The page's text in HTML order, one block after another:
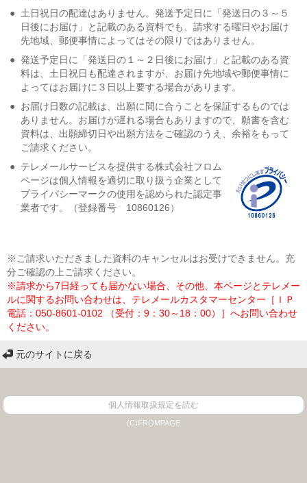
● 土日祝日の配達はありません。発送予定日に「発送日の３～５
日後にお届け」と記載のある資料でも、請求する曜日やお届け
先地域、郵便事情によってはその限りではありません。
● 発送予定日に「発送日の１～２日後にお届け」と記載のある資
料は、土日祝日も配達されますが、お届け先地域や郵便事情に
よってはお届けに３日以上要する場合があります。
● お届け日数の記載は、出願に間に合うことを保証するものでは
ありません。お届けが遅れる場合もありますので、願書を含む
資料は、出願締切日や出願方法をご確認のうえ、余裕をもって
ご請求ください。
● テレメールサービスを提供する株式会社フロム
ページは個人情報を適切に取り扱う企業として
プライバシーマークの使用を認められた認定事
業者です。（登録番号 10860126）
※ご請求いただきました資料のキャンセルはお受けできません。充
分ご確認の上ご請求ください。
※請求から7日経っても届かない場合、その他、本ページとテレメー
ルに関するお問い合わせは、テレメールカスタマーセンター［ＩＰ
電話：050-8601-0102 （受付：9：30～18：00）］へお問い合わせ
ください。
元のサイトに戻る
個人情報取扱規定を読む
(C)FROMPAGE